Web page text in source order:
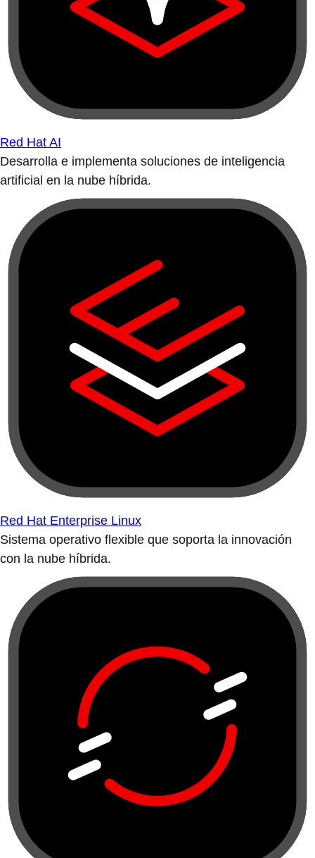
Red Hat AI
Desarrolla e implementa soluciones de inteligencia
artificial en la nube híbrida.
Red Hat Enterprise Linux
Sistema operativo flexible que soporta la innovación
con la nube híbrida.